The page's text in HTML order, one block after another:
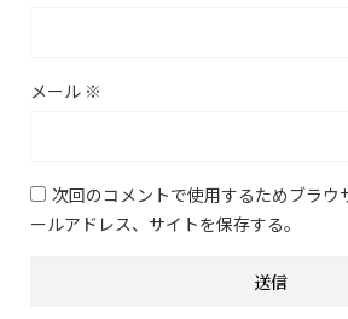
メール ※
次回のコメントで使用するためブラウ
ールアドレス、サイトを保存する。